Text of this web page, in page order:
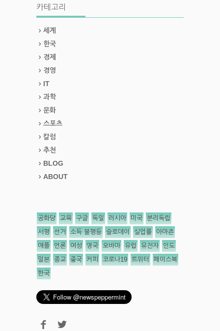
카테고리
세계
한국
경제
경영
IT
과학
문화
스포츠
칼럼
추천
BLOG
ABOUT
공화당 교육 구글 독일 러시아 미국 분리독립
서평 선거 소득 불평등 슬로데이 실업률 아마존
애플 언론 여성 영국 오바마 유럽 유전자 인도
일본 종교 중국 커피 코로나19 트위터 페이스북
한국